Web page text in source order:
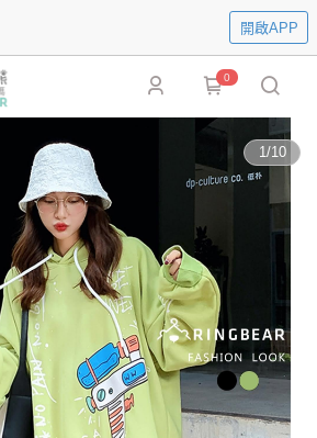
開啟APP
0
1/10